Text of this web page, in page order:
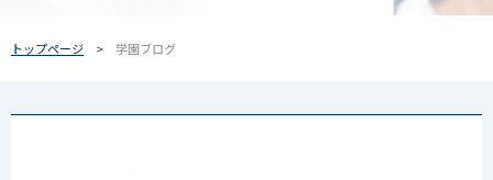
トップページ 学園ブログ